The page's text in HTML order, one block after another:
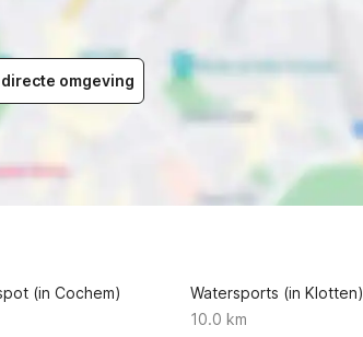
omgeving
(in Cochem)
Watersports (in Klotten)
10.0 km